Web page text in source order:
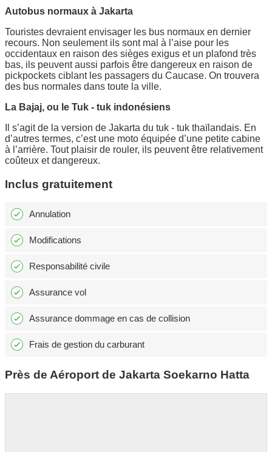
Autobus normaux à Jakarta
Touristes devraient envisager les bus normaux en dernier
recours. Non seulement ils sont mal à l’aise pour les
occidentaux en raison des sièges exigus et un plafond très
bas, ils peuvent aussi parfois être dangereux en raison de
pickpockets ciblant les passagers du Caucase. On trouvera
des bus normales dans toute la ville.
La Bajaj, ou le Tuk - tuk indonésiens
Il s’agit de la version de Jakarta du tuk - tuk thaïlandais. En
d’autres termes, c’est une moto équipée d’une petite cabine
à l’arrière. Tout plaisir de rouler, ils peuvent être relativement
coûteux et dangereux.
Inclus gratuitement
Annulation
Modifications
Responsabilité civile
Assurance vol
Assurance dommage en cas de collision
Frais de gestion du carburant
Près de Aéroport de Jakarta Soekarno Hatta